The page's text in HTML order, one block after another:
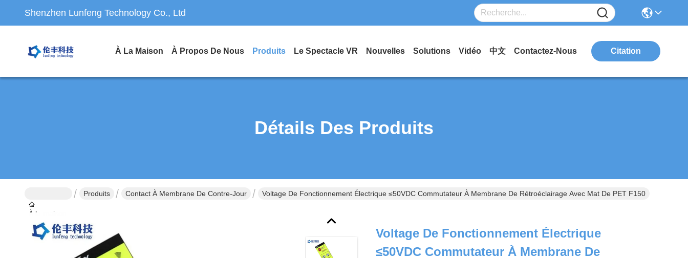
Shenzhen Lunfeng Technology Co., Ltd
À La Maison À Propos De Nous Produits Le Spectacle VR Nouvelles Solutions Vidéo 中文 Contactez-Nous Citation
Détails Des Produits
À la maison
Produits Contact À Membrane De Contre-Jour Voltage De Fonctionnement Électrique ≤50VDC Commutateur À Membrane De Rétroéclairage Avec Mat De PET F150
Voltage De Fonctionnement Électrique
≤50VDC Commutateur À Membrane De